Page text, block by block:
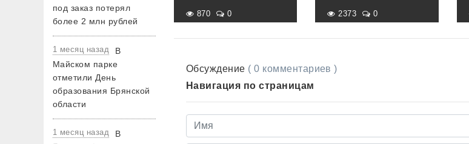
под заказ потерял
более 2 млн рублей
1 месяц назад
В
Майском парке
отметили День
образования Брянской
области
1 месяц назад
В
870 0 2373 0
Обсуждение ( 0 комментариев )
Навигация по страницам